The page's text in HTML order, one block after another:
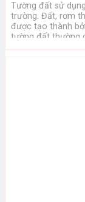
Tường đất sử
trường. Đất, rơm
được tạo thành
tường đất thường